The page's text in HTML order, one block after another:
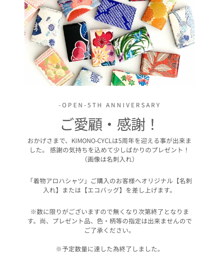
-OPEN-5TH ANNIVERSARY
ご愛顧・感謝！
おかげさまで、KIMONO-CYCLは5周年を迎える事が出来ま
した。 感謝の気持ちを込めて少しばかりのプレゼント！
（画像は名刺入れ）
「着物アロハシャツ」ご購入のお客様へオリジナル【名刺
入れ】または【エコバッグ】を差し上げます。
※数に限りがございますので無くなり次第終了となりま
す。尚、プレゼント品、色・柄等の指定は出来ませんので
ご了承ください。
※予定数量に達した為終了しました。